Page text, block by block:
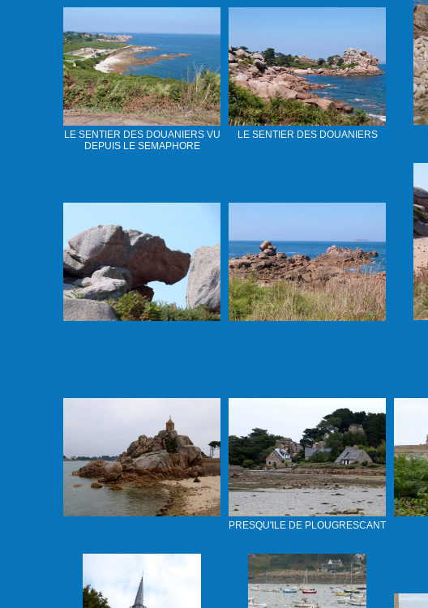
LE SENTIER DES DOUANIERS VU
DEPUIS LE SEMAPHORE
LE SENTIER DES DOUANIERS
PRESQU'ILE DE PLOUGRESCANT